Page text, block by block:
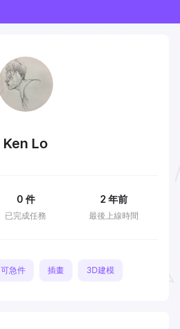
Ken Lo
已完成任務
0 件
最後上線時間
2 年前
可急件 插畫 3D建模